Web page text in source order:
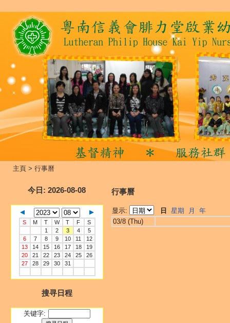
主頁 > 行事曆
今日 : 2026-08-08
S M T W T F
S
1
2 3 4
5
6
7 8 9 10 11
12
13
14 15 16 17 18
19
20
21 22 23 24 25
26
27
28 29 30 31
搜寻日程
关键字:
行事曆
显示: 日 星期 月
年
03/8 (Thu)